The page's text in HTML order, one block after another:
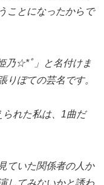
ことになったからで
乃☆*ﾟ」と名付けま
りぼての芸名です。
れた私は、1曲だ
ていた関係者の人か